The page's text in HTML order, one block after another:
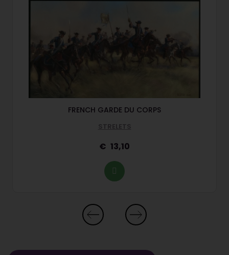
FRENCH GARDE DU CORPS
STRELETS
13,10